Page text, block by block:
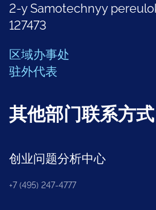
2-y Samotechnyy
127473
区域办事处
驻外代表
其他部门联系方式
创业问题分析中心
+7 (495) 247-4777